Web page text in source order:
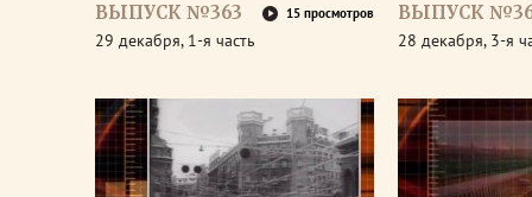
ВЫПУСК №363 15 просмотров
29 декабря, 1-я часть
ВЫПУСК
28 декабря, 3-я